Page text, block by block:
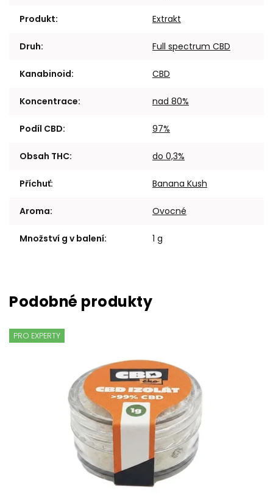
Produkt: Extrakt
Druh: Full spectrum CBD
Kanabinoid: CBD
Koncentrace: nad 80%
Podíl CBD: 97%
Obsah THC: do 0,3%
Příchuť: Banana Kush
Aroma: Ovocné
Množství g v balení: 1 g
PRO EXPERTY